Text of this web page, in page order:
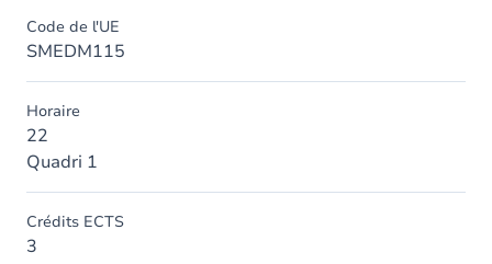
Code de l'UE
SMEDM115
Horaire
22
Quadri 1
Crédits ECTS
3